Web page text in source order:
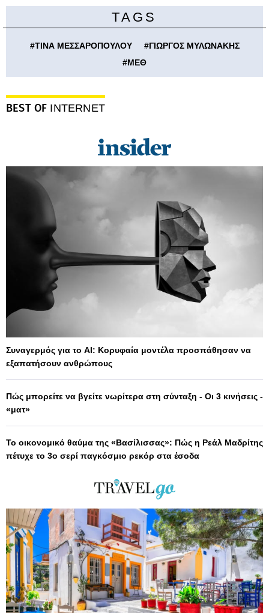
TAGS
#ΤΙΝΑ ΜΕΣΣΑΡΟΠΟΥΛΟΥ #ΓΙΩΡΓΟΣ ΜΥΛΩΝΑΚΗΣ
#ΜΕΘ
BEST OF INTERNET
Συναγερμός για το AI: Κορυφαία μοντέλα προσπάθησαν να
εξαπατήσουν ανθρώπους
Πώς μπορείτε να βγείτε νωρίτερα στη σύνταξη - Οι 3 κινήσεις -
«ματ»
Το οικονομικό θαύμα της «Βασίλισσας»: Πώς η Ρεάλ Μαδρίτης
πέτυχε το 3ο σερί παγκόσμιο ρεκόρ στα έσοδα